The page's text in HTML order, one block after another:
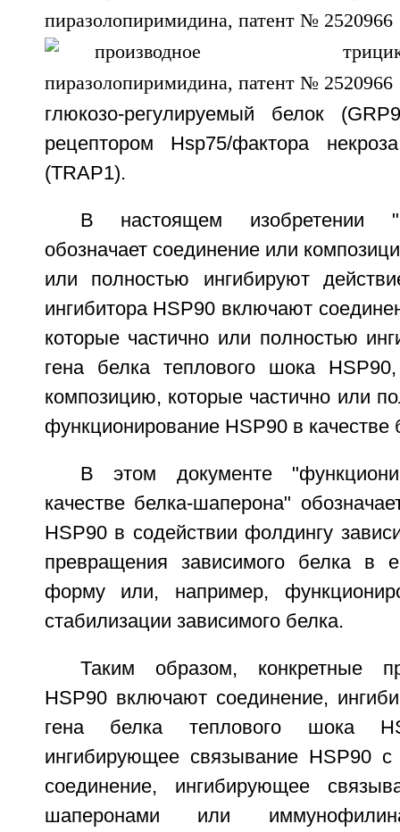
глюкозо-регулируемый белок
рецептором Hsp75/фактора
(TRAP1).
В настоящем изобретении
обозначает соединение или
или полностью ингибируют
ингибитора HSP90 включают
которые частично или полностью
гена белка теплового шока
композицию, которые частично или
функционирование HSP90 в качестве
В этом документе
качестве белка-шаперона"
HSP90 в содействии фолдингу
превращения зависимого белка в
форму или, например,
стабилизации зависимого белка.
Таким образом, конкретные
HSP90 включают соединение,
гена белка теплового шока
ингибирующее связывание HSP90
соединение, ингибирующее
шаперонами или